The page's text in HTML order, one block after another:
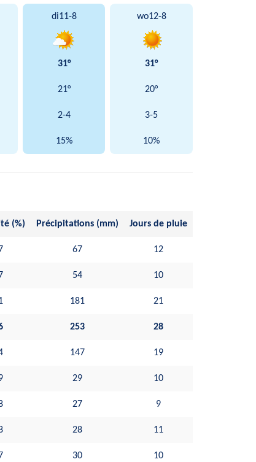
di11-8 wo12-8
31° 31°
21° 20°
2-4 3-5
15% 10%
(%) Précipitations (mm) Jours de pluie
67 12
54 10
181 21
253 28
147 19
29 10
27 9
28 11
30 10